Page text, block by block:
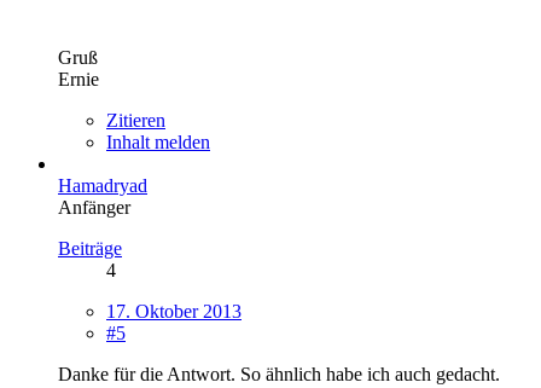
Gruß
Ernie
Zitieren
Inhalt melden
Hamadryad
Anfänger
Beiträge
4
17. Oktober 2013
#5
Danke für die Antwort. So ähnlich habe ich auch gedacht.